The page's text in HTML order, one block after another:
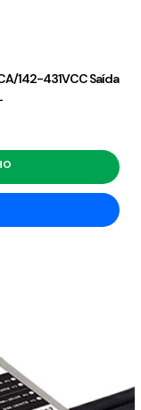
142-431VCC Saída